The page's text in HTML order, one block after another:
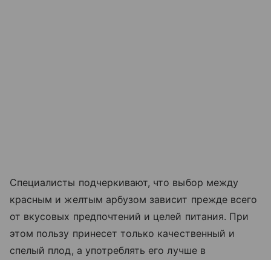
Специалисты подчеркивают, что выбор между
красным и желтым арбузом зависит прежде всего
от вкусовых предпочтений и целей питания. При
этом пользу принесет только качественный и
спелый плод, а употреблять его лучше в